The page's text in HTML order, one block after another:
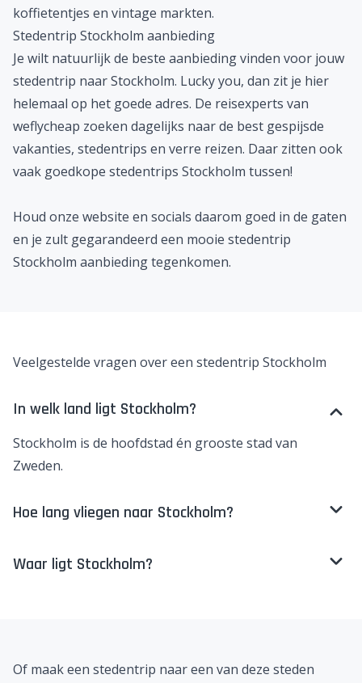
met lege handen verlaten!
Södermalm
Ook het eiland Södermalm is een aanrader voor een
stedentrip Stockholm. Dit is een van de hipste wijken
van Stockholm en de woonplaats van veel
jongvolwassenen, studenten en creatievelingen.
Södermalm bruist van de unieke winkels, knusse
koffietentjes en vintage markten.
Je wilt natuurlijk de beste aanbieding vinden voor jouw
stedentrip naar Stockholm.Lucky you,dan zit je hier
helemaal op het goede adres. De reisexperts van
Houd onze website en socials daarom goed in de gaten
Stockholm aanbieding tegenkomen.
Veelgestelde vragen over een stedentrip Stockholm
In welk land ligt Stockholm?
Hoe lang vliegen naar Stockholm?